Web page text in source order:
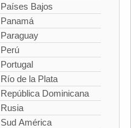
Países Bajos
Panamá
Paraguay
Perú
Portugal
Río de la Plata
República Dominicana
Rusia
Sud América